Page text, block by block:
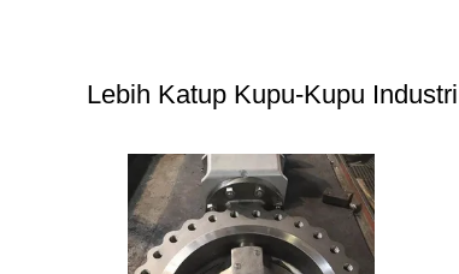
Lebih Katup Kupu-Kupu Industri